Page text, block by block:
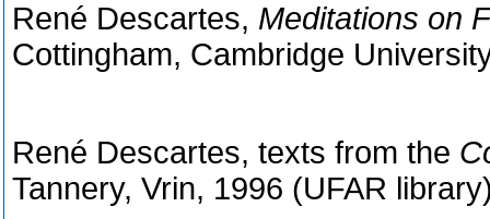
René Descartes, Meditations on
Cottingham, Cambridge
René Descartes, texts from the
Tannery, Vrin, 1996 (UFAR